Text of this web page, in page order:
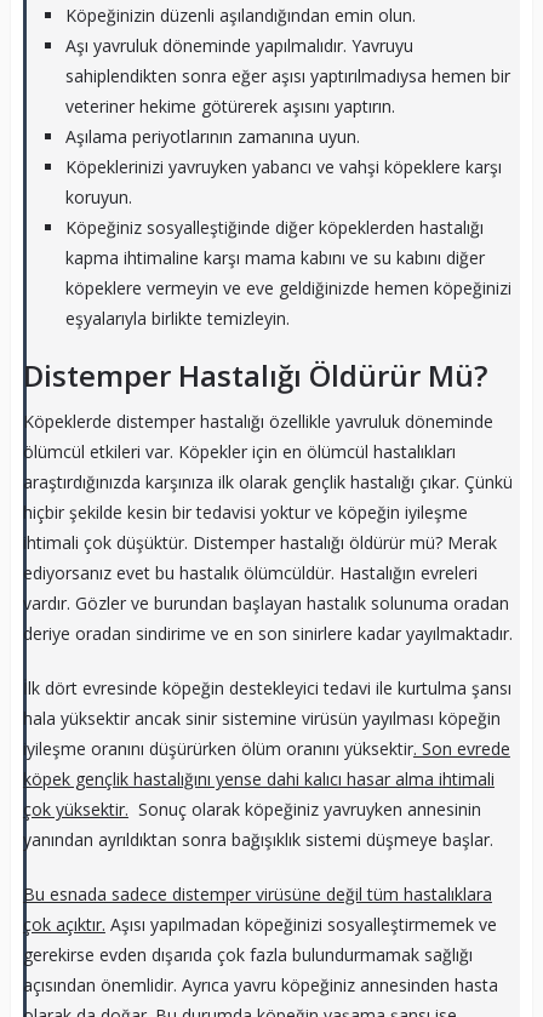
Köpeğinizin düzenli aşılandığından emin olun.
Aşı yavruluk döneminde yapılmalıdır. Yavruyu
sahiplendikten sonra eğer aşısı yaptırılmadıysa hemen bir
veteriner hekime götürerek aşısını yaptırın.
Aşılama periyotlarının zamanına uyun.
Köpeklerinizi yavruyken yabancı ve vahşi köpeklere karşı
koruyun.
Köpeğiniz sosyalleştiğinde diğer köpeklerden hastalığı
kapma ihtimaline karşı mama kabını ve su kabını diğer
köpeklere vermeyin ve eve geldiğinizde hemen köpeğinizi
eşyalarıyla birlikte temizleyin.
Distemper Hastalığı Öldürür Mü?
Köpeklerde distemper hastalığı özellikle yavruluk döneminde
ölümcül etkileri var. Köpekler için en ölümcül hastalıkları
araştırdığınızda karşınıza ilk olarak gençlik hastalığı çıkar. Çünkü
hiçbir şekilde kesin bir tedavisi yoktur ve köpeğin iyileşme
ihtimali çok düşüktür. Distemper hastalığı öldürür mü? Merak
ediyorsanız evet bu hastalık ölümcüldür. Hastalığın evreleri
vardır. Gözler ve burundan başlayan hastalık solunuma oradan
deriye oradan sindirime ve en son sinirlere kadar yayılmaktadır.
İlk dört evresinde köpeğin destekleyici tedavi ile kurtulma şansı
hala yüksektir ancak sinir sistemine virüsün yayılması köpeğin
iyileşme oranını düşürürken ölüm oranını yüksektir. Son evrede
köpek gençlik hastalığını yense dahi kalıcı hasar alma ihtimali
çok yüksektir. Sonuç olarak köpeğiniz yavruyken annesinin
yanından ayrıldıktan sonra bağışıklık sistemi düşmeye başlar.
Bu esnada sadece distemper virüsüne değil tüm hastalıklara
çok açıktır. Aşısı yapılmadan köpeğinizi sosyalleştirmemek ve
gerekirse evden dışarıda çok fazla bulundurmamak sağlığı
açısından önemlidir. Ayrıca yavru köpeğiniz annesinden hasta